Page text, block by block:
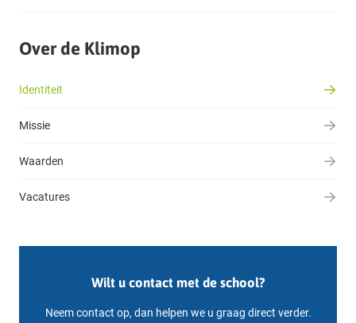
Over de Klimop
Identiteit
Missie
Waarden
Vacatures
Wilt u contact met de school?
Neem contact op, dan helpen we u graag direct verder.